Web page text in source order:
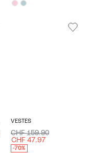
VESTES
CHF 159.90
CHF 47.97
-70%